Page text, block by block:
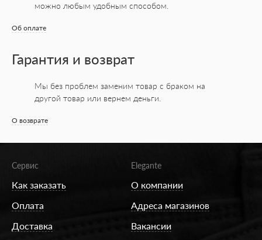
можно любым удобным способом.
Об оплате
Гарантия и возврат
Мы без проблем заменим товар с браком на
другой товар или вернем деньги.
О возврате
Сервис
Как заказать
Оплата
Доставка
Elegante
О компании
Адреса магазинов
Вакансии